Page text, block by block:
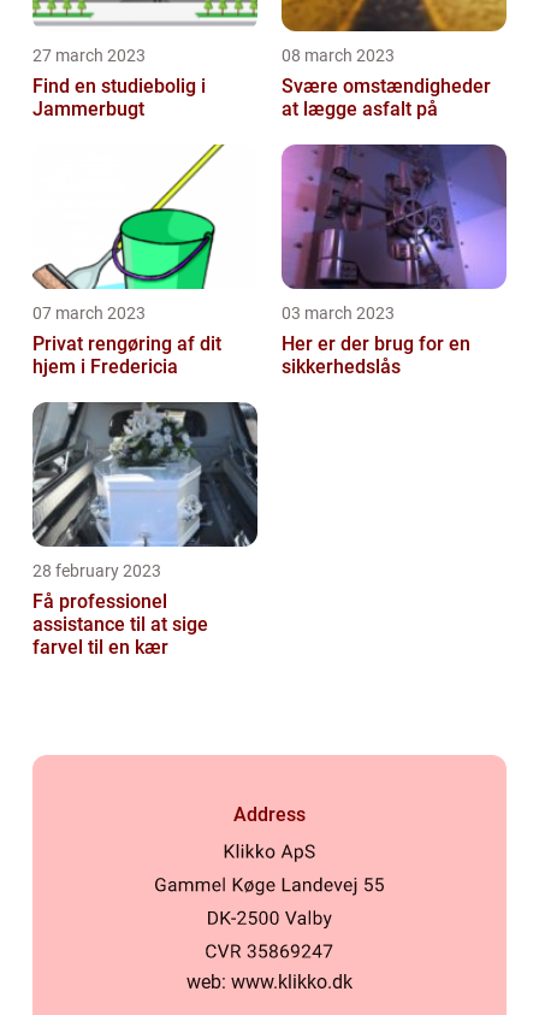
27 march 2023
Find en studiebolig i
Jammerbugt
08 march 2023
Svære omstændigheder
at lægge asfalt på
07 march 2023
Privat rengøring af dit
hjem i Fredericia
03 march 2023
Her er der brug for en
sikkerhedslås
28 february 2023
Få professionel
assistance til at sige
farvel til en kær
Address
web: www.klikko.dk